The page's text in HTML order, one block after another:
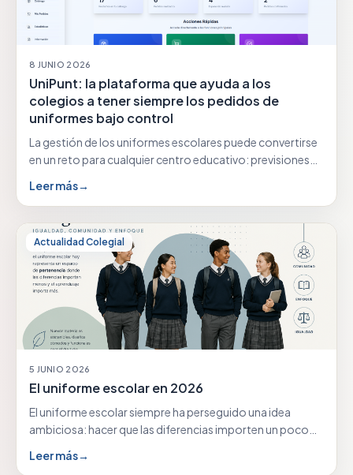
8 JUNIO 2026
UniPunt: la plataforma que ayuda a los
colegios a tener siempre los pedidos de
uniformes bajo control
La gestión de los uniformes escolares puede convertirse
en un reto para cualquier centro educativo: previsiones…
Leer más→
Actualidad Colegial
5 JUNIO 2026
El uniforme escolar en 2026
El uniforme escolar siempre ha perseguido una idea
ambiciosa: hacer que las diferencias importen un poco…
Leer más→